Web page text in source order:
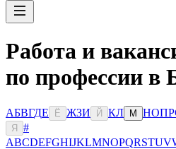
Работа и
по профессии в
АБВГДЕ Ё ЖЗИ Й КЛ М НОПР
Я
#
ABCDEFGHIJKLMNOPQRSTUV